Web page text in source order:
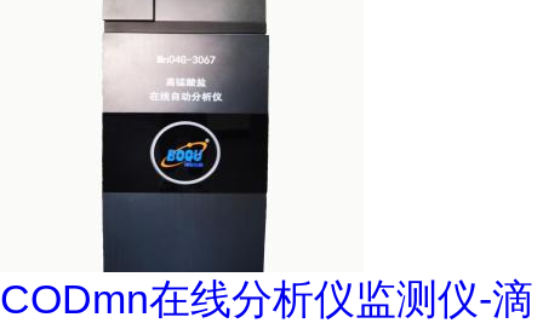
CODmn在线分析仪监测仪-滴